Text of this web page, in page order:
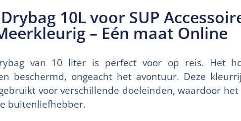
10L voor SUP
– Eén maat Online
van 10 liter is perfect voor op reis. Het
beschermd, ongeacht het avontuur. Deze
voor verschillende doeleinden, waardoor
buitenliefhebber.